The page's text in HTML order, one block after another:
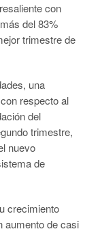
con
del 83%
trimestre de
una
respecto al
del
trimestre,
nuevo
de
crecimiento
aumento de casi